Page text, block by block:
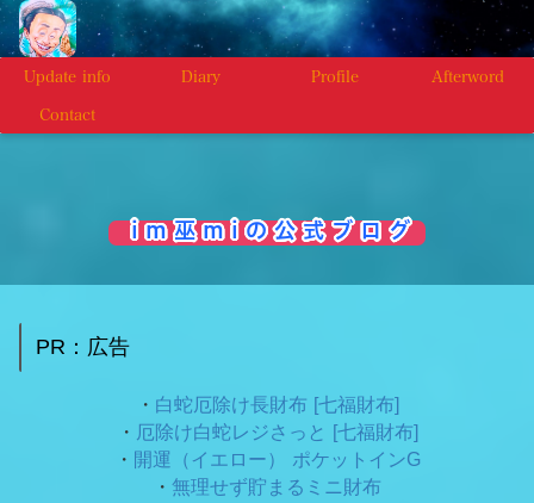
Update info Diary Profile Afterword
Contact
i m 巫 m i の 公 式 ブ ロ グ
PR：広告
・ 白蛇厄除け長財布 [七福財布]
・ 厄除け白蛇レジさっと [七福財布]
・ 開運（イエロー） ポケットインG
・ 無理せず貯まるミニ財布